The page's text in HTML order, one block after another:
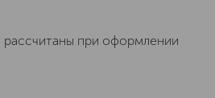
рассчитаны при оформлении